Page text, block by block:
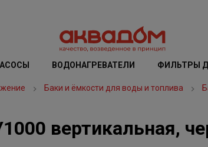
ВОДОНАГРЕВАТЕЛИ ФИЛЬТРЫ
Баки и ёмкости для воды и топлива
вертикальная,